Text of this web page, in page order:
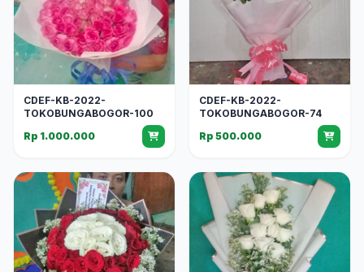
CDEF-KB-2022-
TOKOBUNGABOGOR-100
Rp 1.000.000
CDEF-KB-2022-
TOKOBUNGABOGOR-74
Rp 500.000